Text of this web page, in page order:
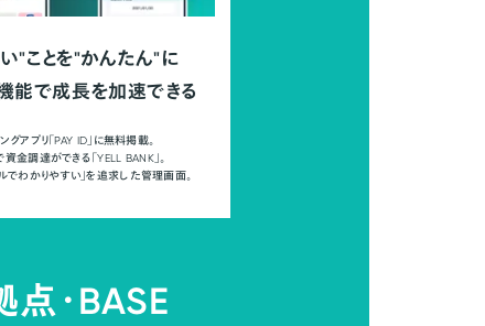
"ことを"かんたん"に
能で成長を加速できる
グアプリ「PAY ID」に無料掲載。
金調達ができる「YELL BANK」。
ルでわかりやすい」を追求した管理画面。
・BASE